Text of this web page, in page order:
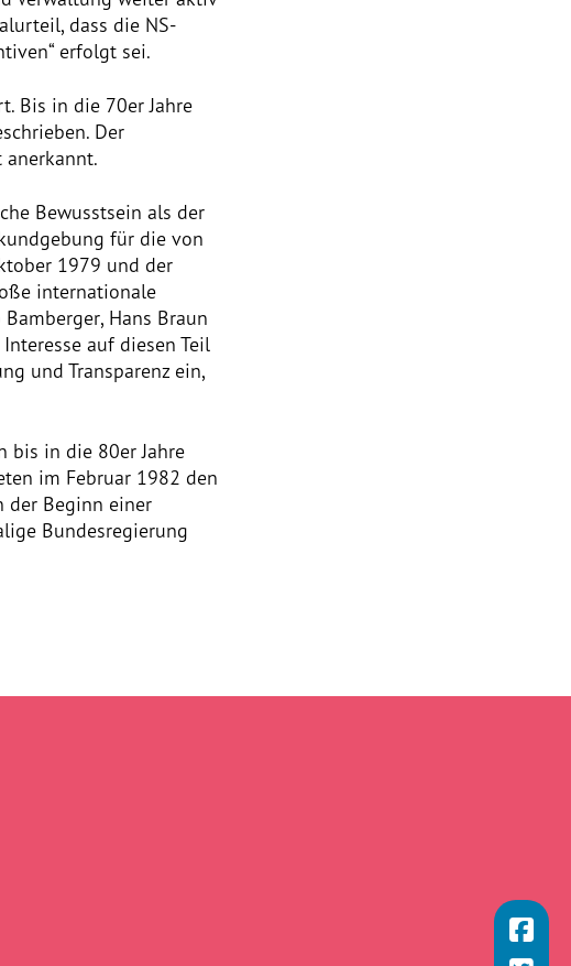
dass die NS-
erfolgt sei.
Bis in die 70er Jahre
Der
Bewusstsein als der
für die von
1979 und der
internationale
Hans Braun
auf diesen Teil
und Transparenz ein,
bis in die 80er Jahre
im Februar 1982 den
der Beginn einer
Bundesregierung